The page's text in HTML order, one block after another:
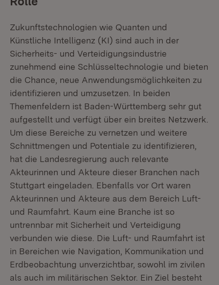
Zukunftstechnologien wie Quanten und
Künstliche Intelligenz (KI) sind auch in der
Sicherheits- und Verteidigungsindustrie
zunehmend eine Schlüsseltechnologie und bieten
die Chance, neue Anwendungsmöglichkeiten zu
identifizieren und umzusetzen. In beiden
Themenfeldern ist Baden-Württemberg sehr gut
aufgestellt und verfügt über ein breites Netzwerk.
Um diese Bereiche zu vernetzen und weitere
Schnittmengen und Potentiale zu identifizieren,
hat die Landesregierung auch relevante
Akteurinnen und Akteure dieser Branchen nach
Stuttgart eingeladen. Ebenfalls vor Ort waren
Akteurinnen und Akteure aus dem Bereich Luft-
und Raumfahrt. Kaum eine Branche ist so
untrennbar mit Sicherheit und Verteidigung
verbunden wie diese. Die Luft- und Raumfahrt ist
in Bereichen wie Navigation, Kommunikation und
Erdbeobachtung unverzichtbar, sowohl im zivilen
als auch im militärischen Sektor. Ein Ziel besteht